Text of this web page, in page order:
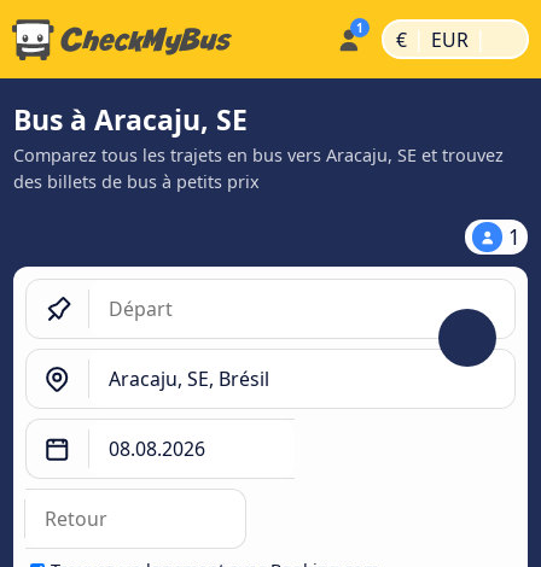
€ | EUR |
Bus à Aracaju, SE
Comparez tous les trajets en bus vers Aracaju, SE et trouvez
des billets de bus à petits prix
1